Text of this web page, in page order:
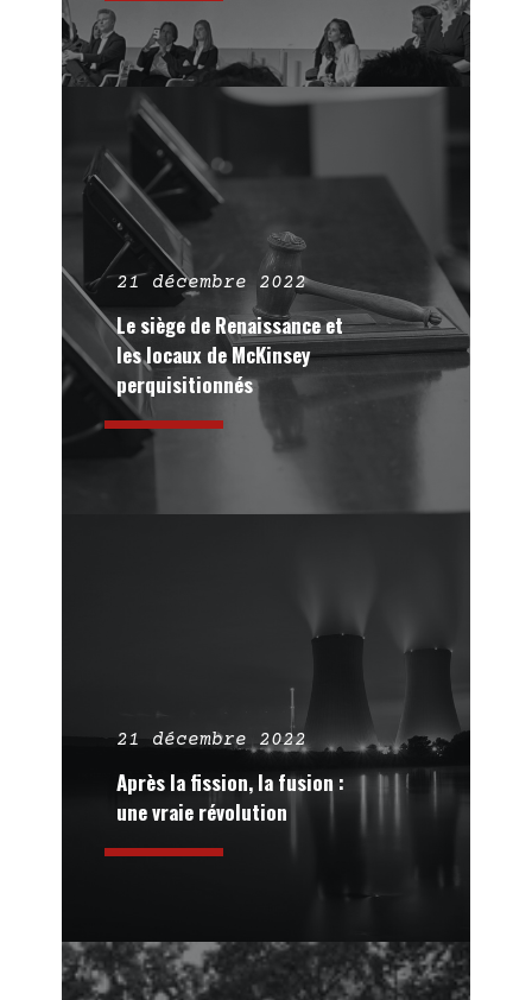
21 décembre 2022
Le siège de Renaissance et
les locaux de McKinsey
perquisitionnés
21 décembre 2022
Après la fission, la fusion :
une vraie révolution